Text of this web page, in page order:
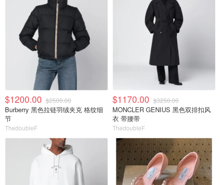
$1200.00 $2500.00
Burberry 黑色拉链羽绒夹克 格纹细
节
ThedoubleF
$1170.00 $3250.00
MONCLER GENIUS 黑色双排扣风
衣 带腰带
ThedoubleF